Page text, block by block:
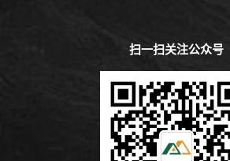
扫一扫关注公众号